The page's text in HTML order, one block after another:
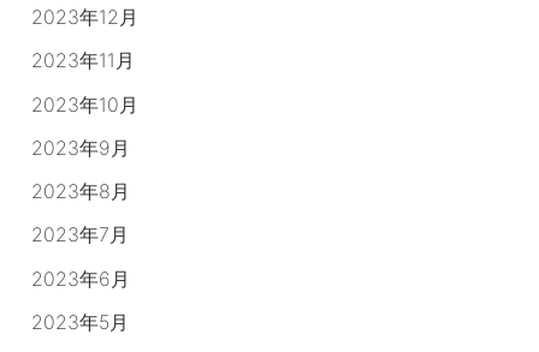
2023年12月
2023年11月
2023年10月
2023年9月
2023年8月
2023年7月
2023年6月
2023年5月